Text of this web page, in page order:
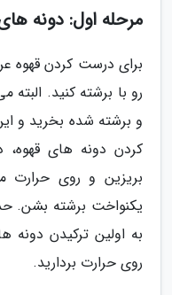
مرحله اول: دونه
برای درست کردن قهوه
رو با برشته کنید.
و برشته شده بخرید و
کردن دونه های
بریزین و روی حرارت
به اولین ترکیدن دونه
روی حرارت بردارید.